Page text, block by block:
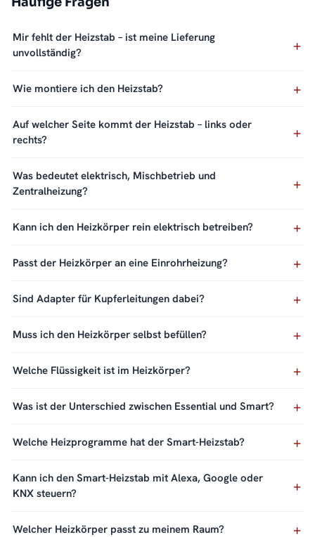
Mir fehlt der Heizstab – ist meine Lieferung
unvollständig?
Wie montiere ich den Heizstab?
Auf welcher Seite kommt der Heizstab – links oder
rechts?
Was bedeutet elektrisch, Mischbetrieb und
Zentralheizung?
Kann ich den Heizkörper rein elektrisch betreiben?
Passt der Heizkörper an eine Einrohrheizung?
Sind Adapter für Kupferleitungen dabei?
Muss ich den Heizkörper selbst befüllen?
Welche Flüssigkeit ist im Heizkörper?
Was ist der Unterschied zwischen Essential und Smart?
Welche Heizprogramme hat der Smart-Heizstab?
Kann ich den Smart-Heizstab mit Alexa, Google oder
KNX steuern?
Welcher Heizkörper passt zu meinem Raum?